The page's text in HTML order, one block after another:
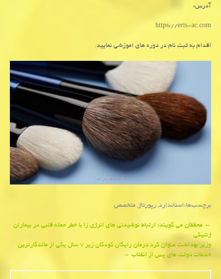
آدرس:
https://eris-ac.com
اقدام به ثبت نام در دوره های اموزشی نمایید.
برچسب‌ها:استاندارد,رپورتاژ,متخصص
Post
navigation
←محققان می گویند؛ ارتباط نوشیدنی های انرژی زا با خطر حمله قلبی در بیماران
ژنتیکی
وزیر بهداشت عنوان كرد درمان رایگان کودکان زیر ۷ سال یکی از ماندگارترین
خدمات دولت های پس از انقلاب→